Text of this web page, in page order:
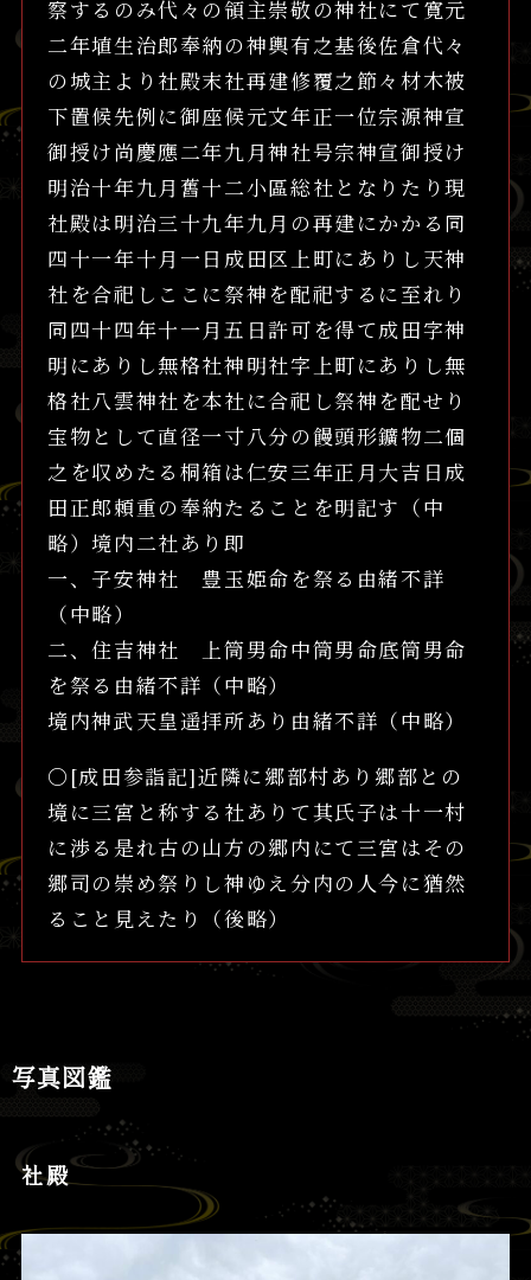
察するのみ代々の領主崇敬の神社にて寛元
二年埴生治郎奉納の神輿有之基後佐倉代々
の城主より社殿末社再建修覆之節々材木被
下置候先例に御座候元文年正一位宗源神宣
御授け尚慶應二年九月神社号宗神宣御授け
明治十年九月舊十二小區総社となりたり現
社殿は明治三十九年九月の再建にかかる同
四十一年十月一日成田区上町にありし天神
社を合祀しここに祭神を配祀するに至れり
同四十四年十一月五日許可を得て成田字神
明にありし無格社神明社字上町にありし無
格社八雲神社を本社に合祀し祭神を配せり
宝物として直径一寸八分の饅頭形鑛物二個
之を収めたる桐箱は仁安三年正月大吉日成
田正郎頼重の奉納たることを明記す（中
略）境内二社あり即
一、子安神社 豊玉姫命を祭る由緒不詳
（中略）
二、住吉神社 上筒男命中筒男命底筒男命
を祭る由緒不詳（中略）
境内神武天皇遥拝所あり由緒不詳（中略）
〇[成田参詣記]近隣に郷部村あり郷部との
境に三宮と称する社ありて其氏子は十一村
に渉る是れ古の山方の郷内にて三宮はその
郷司の崇め祭りし神ゆえ分内の人今に猶然
ること見えたり（後略）
写真図鑑
社殿